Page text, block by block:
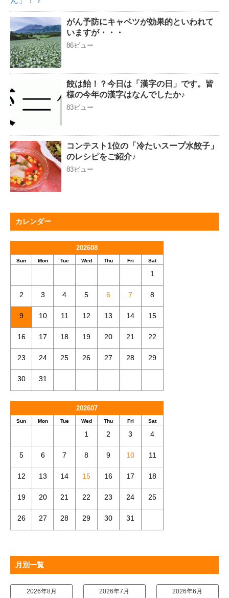
がん予防にキャベツが効果的といわれて
いますが・・・
86ビュー
餃は飴！？今日は「漢字の日」です。皆
様の今年の漢字はなんでしたか♪
83ビュー
コンテスト1位の「冷たいスープ水餃子」
のレシピをご紹介♪
83ビュー
カレンダー
202608
Sun Mon Tue Wed Thu Fri Sat
1
2 3 4 5 6 7 8
9 10 11 12 13 14 15
16 17 18 19 20 21 22
23 24 25 26 27 28 29
30 31
202607
Sun Mon Tue Wed Thu Fri Sat
1 2 3 4
5 6 7 8 9 10 11
12 13 14 15 16 17 18
19 20 21 22 23 24 25
26 27 28 29 30 31
月別一覧
2026年8月 2026年7月 2026年6月